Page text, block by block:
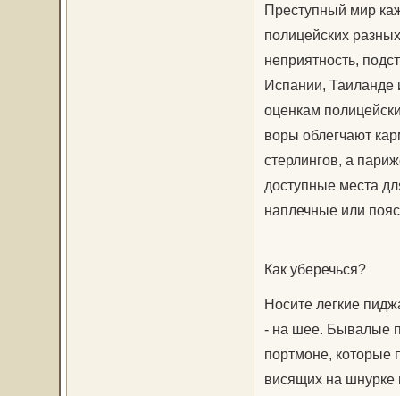
Преступный мир
полицейских
неприятность,
Испании, Таиланде
оценкам
воры облегчают
стерлингов, а
доступные места
наплечные или
Как уберечься?
Носите легкие
- на шее. Бывалые
портмоне, которые
висящих на шнурке